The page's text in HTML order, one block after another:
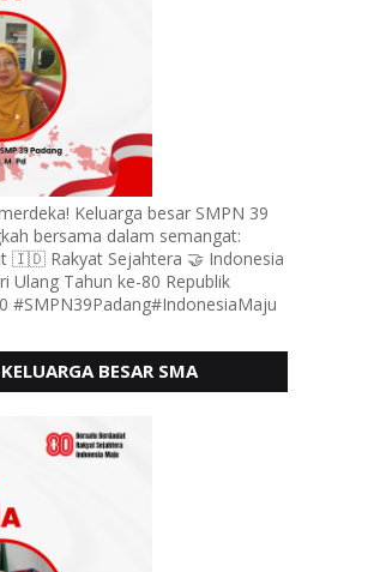
Keluarga besar SMPN 39
bersama dalam semangat:
🇮🇩 Rakyat Sejahtera 🤝 Indonesia
Ulang Tahun ke-80 Republik
#SMPN39Padang#IndonesiaMaju
BESAR SMA
BERD